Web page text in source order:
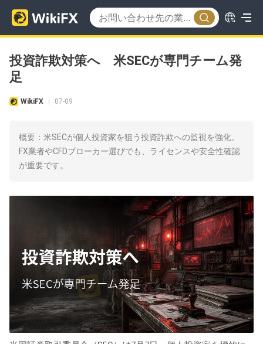
投資詐欺対策へ 米SECが専門チーム発
足
WikiFX 07-09
概要：米SECが個人投資家を狙う投資詐欺への監視を強化。
FX業者やCFDブローカー選びでも、ライセンスや安全性確認
が重要です。